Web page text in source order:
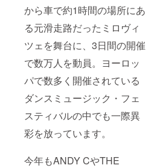
から車で約1時間の場所にあ
る元滑走路だったミロヴィ
ツェを舞台に、3日間の開催
で数万人を動員。ヨーロッ
パで数多く開催されている
ダンスミュージック・フェ
スティバルの中でも一際異
彩を放っています。
今年もANDY CやTHE